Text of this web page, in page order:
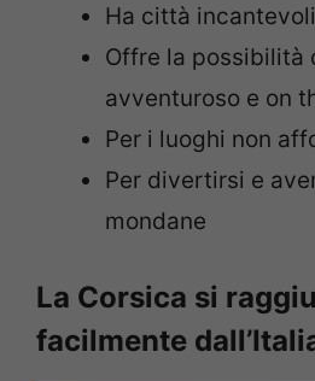
Ha città
Offre la possibilità
avventuroso e on
Per i luoghi non
Per divertirsi e
mondane
La Corsica si
facilmente